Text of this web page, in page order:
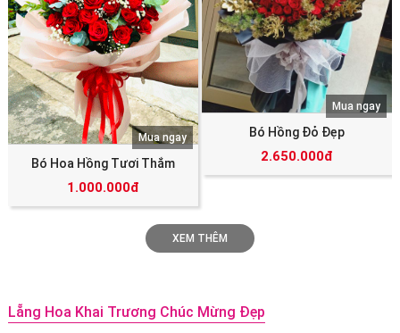
Bó Hoa Hồng Tươi Thắm
1.000.000đ
Mua ngay Bó Hồng Đỏ Đẹp
2.650.000đ
Mua ngay
XEM THÊM
Lẵng Hoa Khai Trương Chúc Mừng Đẹp